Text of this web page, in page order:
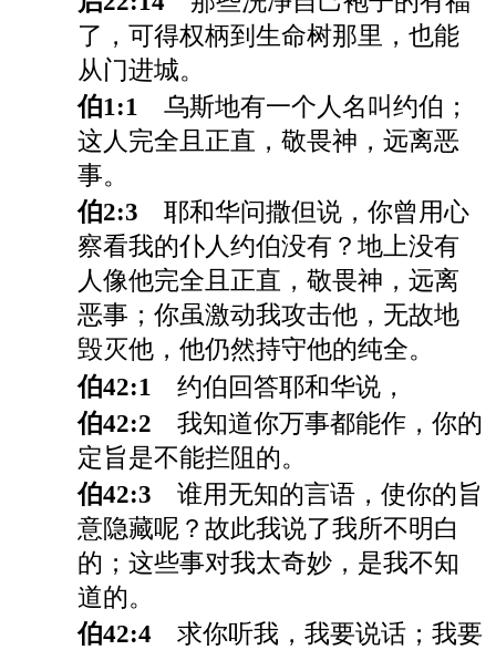
了，可得权柄到生命树那里，也能
从门进城。
伯1:1
乌斯地有一个人名叫约伯；
这人完全且正直，敬畏神，远离恶
事。
伯2:3 耶和华问撒但说，你曾用心
察看我的仆人约伯没有？地上没有
人像他完全且正直，敬畏神，远离
恶事；你虽激动我攻击他，无故地
毁灭他，他仍然持守他的纯全。
伯42:1
约伯回答耶和华说，
伯42:2 我知道你万事都能作，你的
定旨是不能拦阻的。
伯42:3 谁用无知的言语，使你的旨
意隐藏呢？故此我说了我所不明白
的；这些事对我太奇妙，是我不知
道的。
伯42:4 求你听我，我要说话；我要